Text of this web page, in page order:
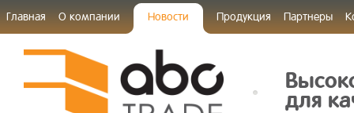
Главная О компании Новости Продукция Партнеры
для